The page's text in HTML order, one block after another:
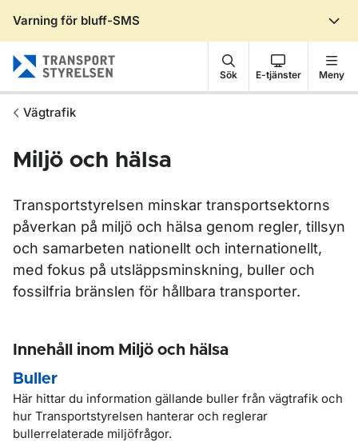
Varning för bluff-SMS
Sök E-tjänster Meny
Vägtrafik
Miljö och hälsa
Transportstyrelsen minskar transportsektorns
påverkan på miljö och hälsa genom regler, tillsyn
och samarbeten nationellt och internationellt,
med fokus på utsläppsminskning, buller och
fossilfria bränslen för hållbara transporter.
Innehåll inom Miljö och hälsa
Buller
Här hittar du information gällande buller från vägtrafik och
hur Transportstyrelsen hanterar och reglerar
bullerrelaterade miljöfrågor.